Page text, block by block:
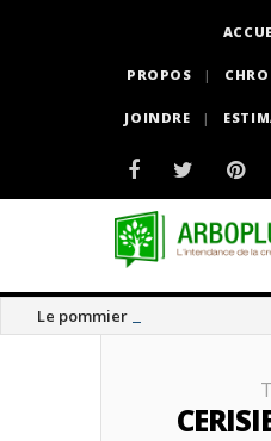
PROPOS
JOINDRE
Le pommier thé